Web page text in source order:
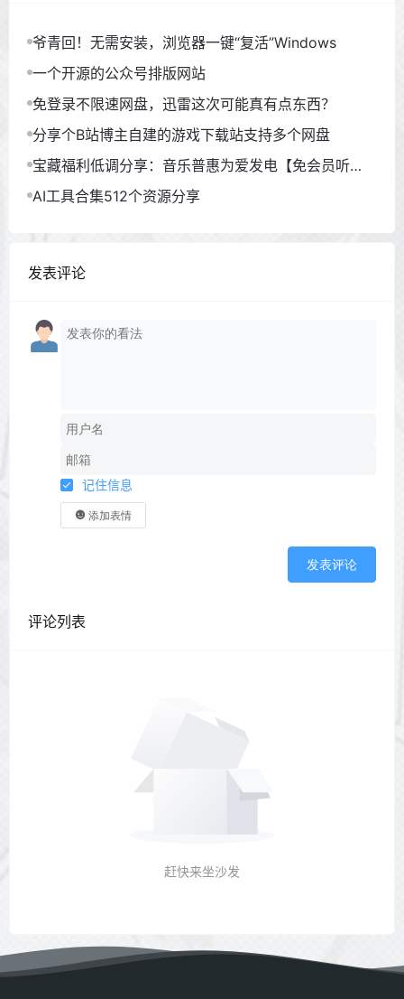
爷青回！无需安装，浏览器一键“复活”Windows
一个开源的公众号排版网站
免登录不限速网盘，迅雷这次可能真有点东西？
分享个B站博主自建的游戏下载站支持多个网盘
宝藏福利低调分享：音乐普惠为爱发电【免会员听
歌】
AI工具合集512个资源分享
发表评论
记住信息
添加表情
发表评论
评论列表
赶快来坐沙发